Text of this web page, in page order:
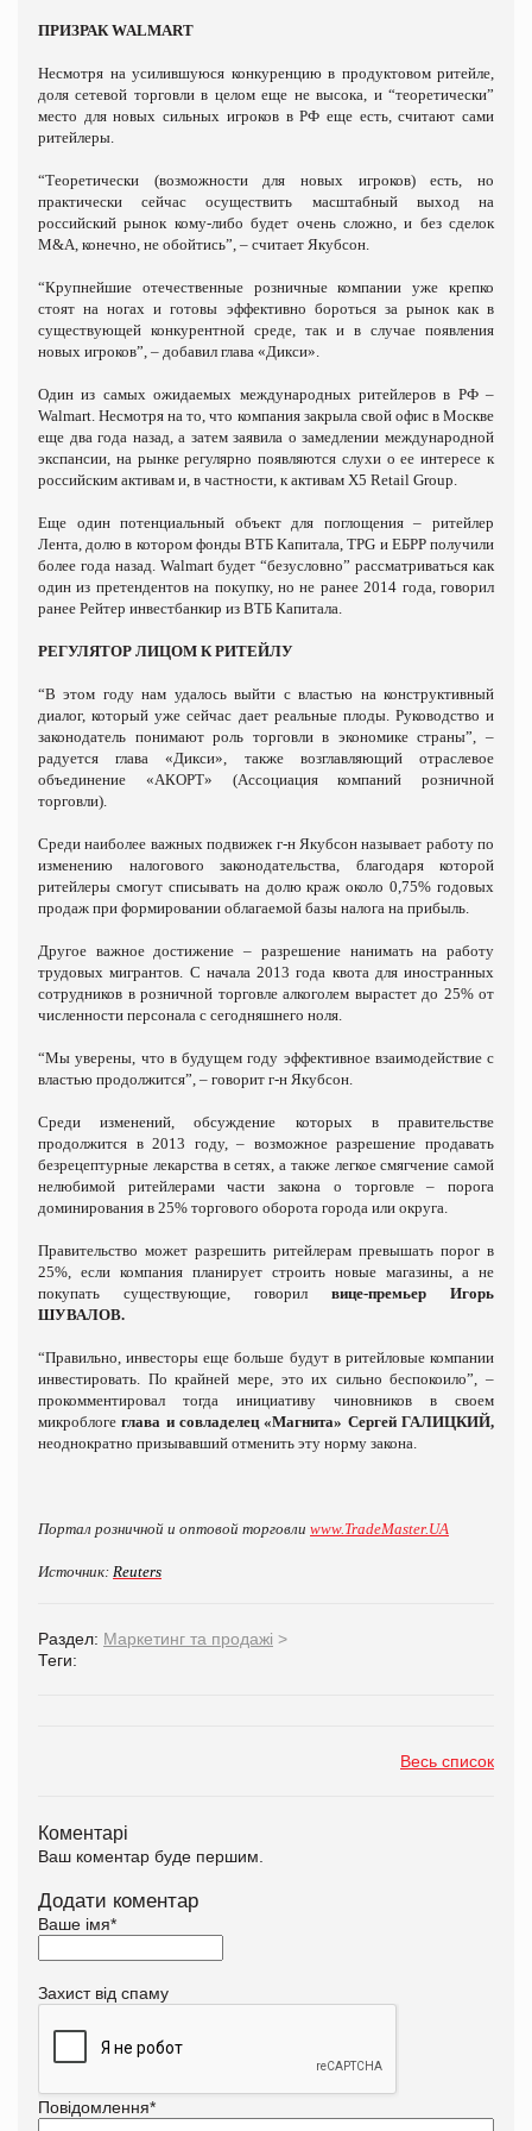
ПРИЗРАК WALMART
Несмотря на усилившуюся конкуренцию в продуктовом ритейле,
доля сетевой торговли в целом еще не высока, и “теоретически”
место для новых сильных игроков в РФ еще есть, считают сами
ритейлеры.
“Теоретически (возможности для новых игроков) есть, но
практически сейчас осуществить масштабный выход на
российский рынок кому-либо будет очень сложно, и без сделок
M&A, конечно, не обойтись”, – считает Якубсон.
“Крупнейшие отечественные розничные компании уже крепко
стоят на ногах и готовы эффективно бороться за рынок как в
существующей конкурентной среде, так и в случае появления
новых игроков”, – добавил глава «Дикси».
Один из самых ожидаемых международных ритейлеров в РФ –
Walmart. Несмотря на то, что компания закрыла свой офис в Москве
еще два года назад, а затем заявила о замедлении международной
экспансии, на рынке регулярно появляются слухи о ее интересе к
российским активам и, в частности, к активам X5 Retail Group.
Еще один потенциальный объект для поглощения – ритейлер
Лента, долю в котором фонды ВТБ Капитала, TPG и ЕБРР получили
более года назад. Walmart будет “безусловно” рассматриваться как
один из претендентов на покупку, но не ранее 2014 года, говорил
ранее Рейтер инвестбанкир из ВТБ Капитала.
РЕГУЛЯТОР ЛИЦОМ К РИТЕЙЛУ
“В этом году нам удалось выйти с властью на конструктивный
диалог, который уже сейчас дает реальные плоды. Руководство и
законодатель понимают роль торговли в экономике страны”, –
радуется глава «Дикси», также возглавляющий отраслевое
объединение «АКОРТ» (Ассоциация компаний розничной
торговли).
Среди наиболее важных подвижек г-н Якубсон называет работу по
изменению налогового законодательства, благодаря которой
ритейлеры смогут списывать на долю краж около 0,75% годовых
продаж при формировании облагаемой базы налога на прибыль.
Другое важное достижение – разрешение нанимать на работу
трудовых мигрантов. С начала 2013 года квота для иностранных
сотрудников в розничной торговле алкоголем вырастет до 25% от
численности персонала с сегодняшнего ноля.
“Мы уверены, что в будущем году эффективное взаимодействие с
властью продолжится”, – говорит г-н Якубсон.
Среди изменений, обсуждение которых в правительстве
продолжится в 2013 году, – возможное разрешение продавать
безрецептурные лекарства в сетях, а также легкое смягчение самой
нелюбимой ритейлерами части закона о торговле – порога
доминирования в 25% торгового оборота города или округа.
Правительство может разрешить ритейлерам превышать порог в
25%, если компания планирует строить новые магазины, а не
покупать существующие, говорил вице-премьер Игорь
ШУВАЛОВ.
“Правильно, инвесторы еще больше будут в ритейловые компании
инвестировать. По крайней мере, это их сильно беспокоило”, –
прокомментировал тогда инициативу чиновников в своем
микроблогеглава и совладелец «Магнита» Сергей ГАЛИЦКИЙ,
неоднократно призывавший отменить эту норму закона.
Портал розничной и оптовой торговли www.TradeMaster.UA
Источник: Reuters
Раздел: Маркетинг та продажі >
Теги:
Весь список
Коментарі
Ваш коментар буде першим.
Додати коментар
Ваше імя*
Захист від спаму
Повідомлення*